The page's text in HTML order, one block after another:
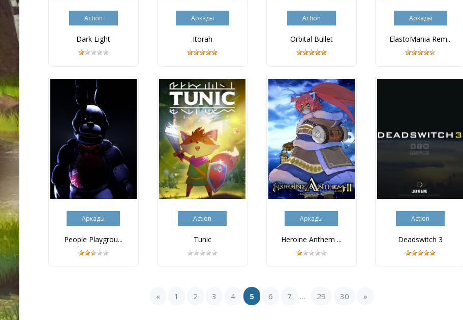
Action
Dark Light
Аркады
Itorah
Action
Orbital Bullet
Аркады
ElastoMania Rem...
Аркады
People Playgrou...
Action
Tunic
Аркады
Heroine Anthem ...
Action
Deadswitch 3
« 1 2 3 4 5 6 7 ... 29 30 »